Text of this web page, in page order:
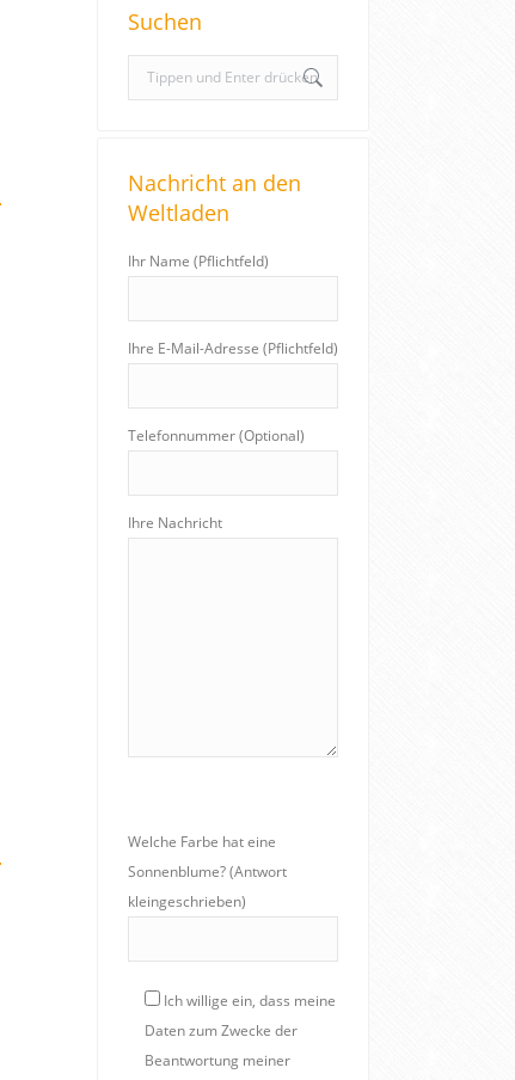
Suchen
e
c
h
Nachricht an den
Weltladen
Ihr Name (Pflichtfeld)
Ihre E-Mail-Adresse (Pflichtfeld)
Telefonnummer (Optional)
Ihre Nachricht
Welche Farbe hat eine
Sonnenblume? (Antwort
kleingeschrieben)
Ich willige ein, dass meine
Daten zum Zwecke der
Beantwortung meiner